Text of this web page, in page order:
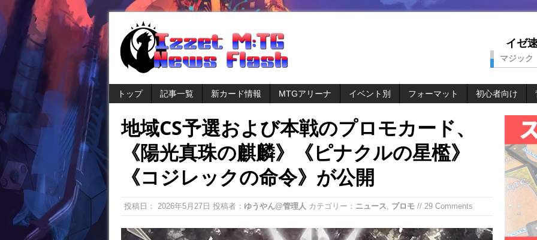
イゼ
マジック
トップ 記事一覧 新カード情報 MTGアリーナ イベント別 フォーマット 初心者向け
地域CS予選および本戦のプロモカード、
《陽光真珠の麒麟》《ピナクルの星檻》
《コジレックの命令》が公開
投稿日： 2026年5月27日 投稿者： ゆうやん@管理人 カテゴリー： ニュース, プロモ // 29 Comments